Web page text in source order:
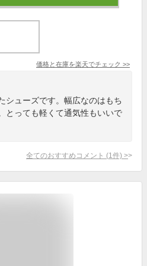
価格と在庫を楽天でチェック >>
シューズです。幅広なのはもち
とっても軽くて通気性もいいで
全てのおすすめコメント (1 件) >